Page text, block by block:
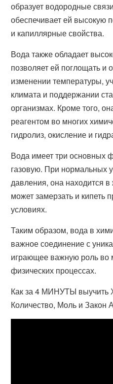
образует водородные
обеспечивает ей высокую
и капиллярные свойства.
Вода также обладает
позволяет ей поглощать и
изменении температуры,
климата и поддержании
организмах. Кроме того,
реагентом во многих
гидролиз, окисление и
Вода имеет три основных
газовую. При нормальных
давления, она находится
может замерзать и кипеть
условиях.
Таким образом, вода в
важное соединение с
играющее важную роль во
физических процессах.
Как за 4 МИНУТЫ выучить
Количество, Моль и Закон